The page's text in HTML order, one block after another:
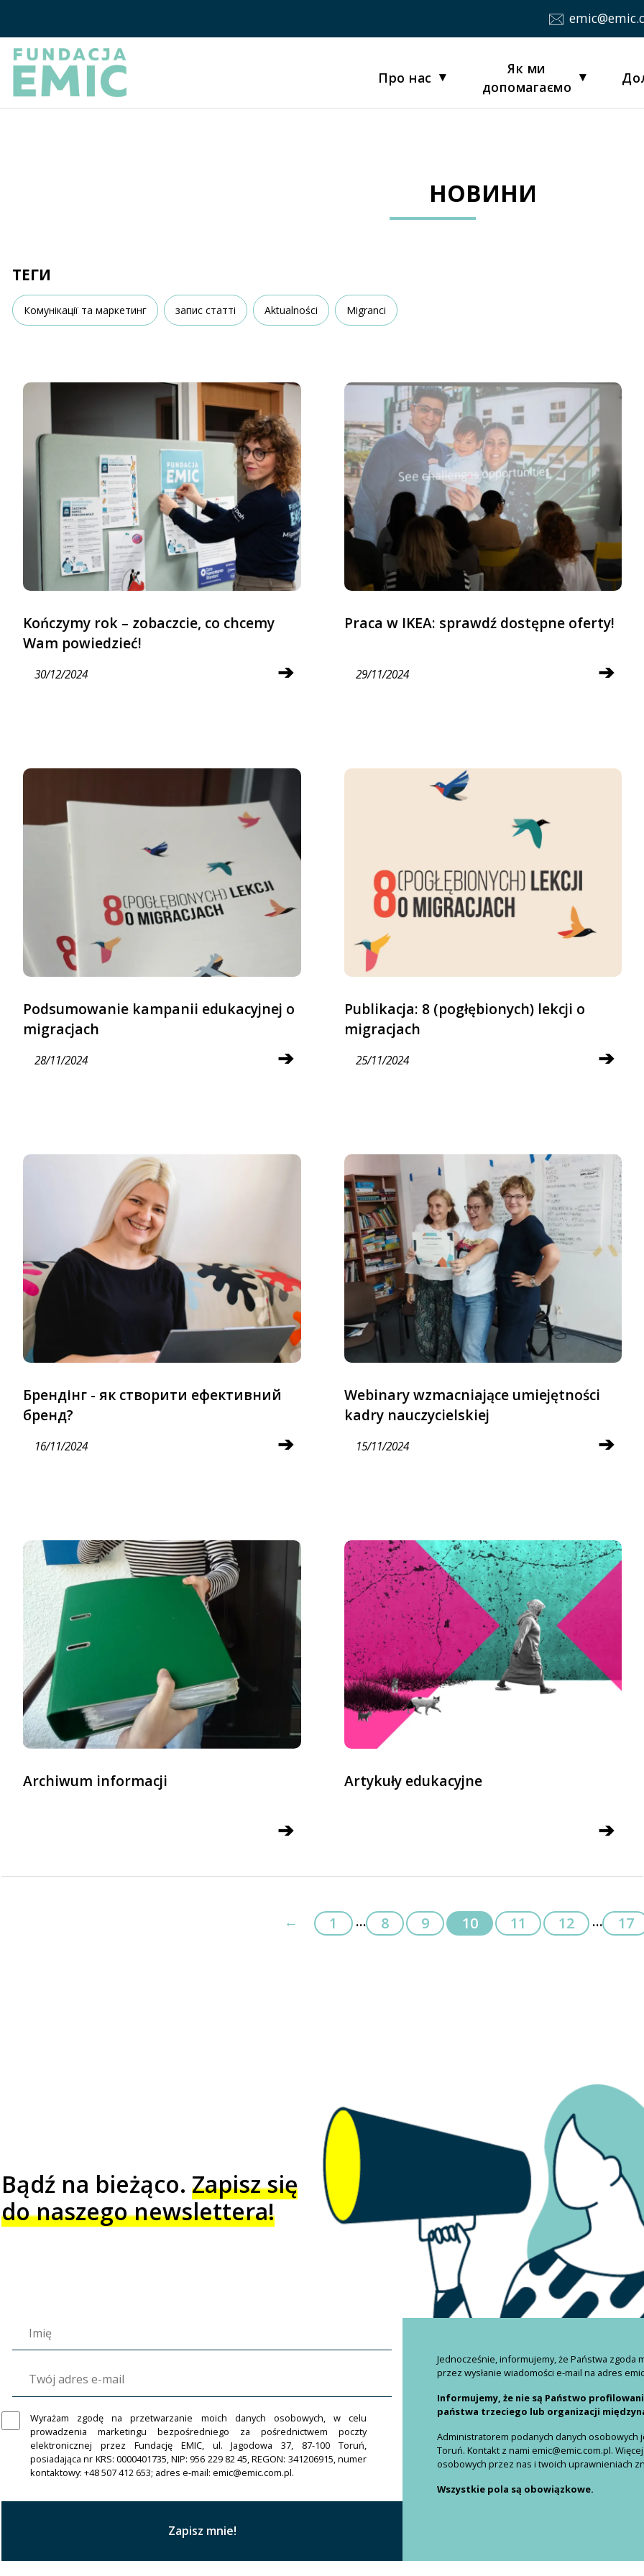
Про нас
Як ми
допомагаємо
НОВИНИ
ТЕГИ
Комунікації та маркетинг запис статті Aktualności Migranci
Kończymy rok – zobaczcie, co chcemy
Wam powiedzieć!
➔
30/12/2024
Praca w IKEA: sprawdź dostępne oferty!
➔
29/11/2024
Podsumowanie kampanii edukacyjnej o
migracjach
➔
28/11/2024
Publikacja: 8 (pogłębionych) lekcji o
migracjach
➔
25/11/2024
Брендінг - як створити ефективний
бренд?
➔
16/11/2024
Webinary wzmacniające umiejętności
kadry nauczycielskiej
➔
15/11/2024
Archiwum informacji
➔
Artykuły edukacyjne
➔
← 1 ... 8 9 10 11 12 ... 17
Bądź na bieżąco. Zapisz się
do naszego newslettera!
Wyrażam zgodę na przetwarzanie moich danych osobowych, w celu
prowadzenia marketingu bezpośredniego za pośrednictwem poczty
elektronicznej przez Fundację EMIC, ul. Jagodowa 37, 87-100 Toruń,
posiadająca nr KRS: 0000401735, NIP: 956 229 82 45, REGON: 341206915, numer
kontaktowy: +48 507 412 653; adres e-mail: emic@emic.com.pl.
Jednocześnie, informujemy, że Państwa
przez wysłanie wiadomości e-mail na adres
Informujemy, że nie są Państwo
państwa trzeciego lub organizacji
Administratorem podanych danych osobowych
Toruń. Kontakt z nami emic@emic.com.pl.
osobowych przez nas i twoich uprawnieniach
Wszystkie pola są obowiązkowe.